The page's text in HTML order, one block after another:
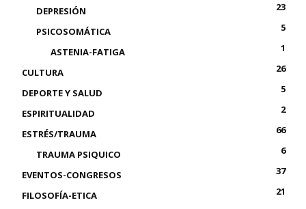
DEPRESIÓN
23
PSICOSOMÁTICA
5
ASTENIA-FATIGA
1
CULTURA
26
DEPORTE Y SALUD
5
ESPIRITUALIDAD
2
ESTRÉS/TRAUMA
66
TRAUMA PSIQUICO
6
EVENTOS-CONGRESOS
37
FILOSOFÍA-ETICA
21